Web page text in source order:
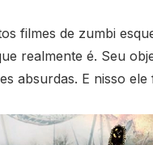
filmes de zumbi
realmente é. Seu
absurdas. E nisso